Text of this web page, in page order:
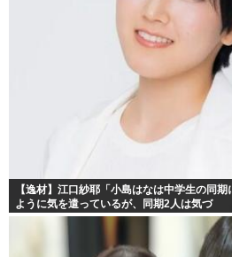
【逸材】江口紗耶「小島はなは中学生の同
ように気を遣っているが、同期2人は気づ